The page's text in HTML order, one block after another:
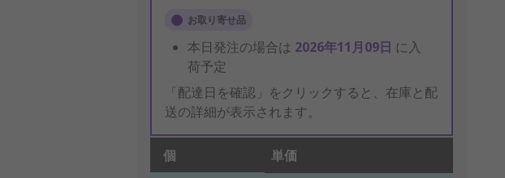
お取り寄せ品
本日発注の場合は 2026年11月09日 に入
荷予定
「配達日を確認」をクリックすると、在庫と配
送の詳細が表示されます。
個 単価